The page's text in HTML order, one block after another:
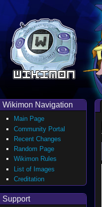
Wikimon Navigation
Main Page
Community Portal
Recent Changes
Random Page
Wikimon Rules
List of Images
Creditation
Support